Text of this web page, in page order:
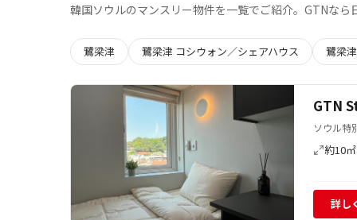
韓国ソウルのマンスリー物件を一覧でご紹介。GTNな
鷺梁津 鷺梁津 コシウォン／シェアハウス 鷺梁
GTN
ソウル特
約10㎡
詳し